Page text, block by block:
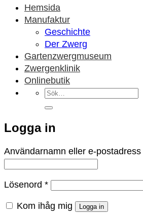
Hemsida
Manufaktur
Geschichte
Der Zwerg
Gartenzwergmuseum
Zwergenklinik
Onlinebutik
Sök
efter:
Logga in
Användarnamn eller e-postadress
Lösenord *Obligatoriskt
Kom ihåg mig Logga in